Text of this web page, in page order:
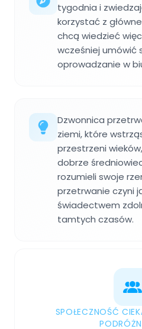
tygodnia i
korzystać z
chcą wiedzieć
wcześniej umówić
oprowadzanie w
Dzwonnica
ziemi, które
przestrzeni
dobrze
rozumieli swoje
przetrwanie czyni
świadectwem
tamtych czasów.
SPOŁECZNOŚĆ